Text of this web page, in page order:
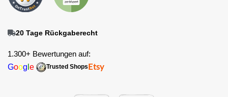
20 Tage Rückgaberecht
1.300+ Bewertungen auf:
Goog e Trusted Shops Etsy